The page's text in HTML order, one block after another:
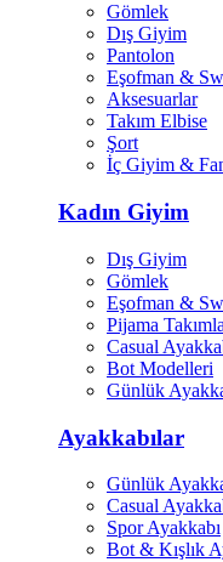
Gömlek
Dış Giyim
Pantolon
Eşofman &
Aksesuarlar
Takım Elbise
Şort
İç Giyim &
Kadın Giyim
Dış Giyim
Gömlek
Eşofman &
Pijama
Casual
Bot Modelleri
Günlük
Ayakkabılar
Günlük
Casual
Spor Ayakkabı
Bot & Kışlık